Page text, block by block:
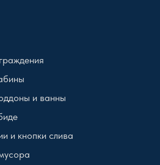
и ванны
и кнопки слива